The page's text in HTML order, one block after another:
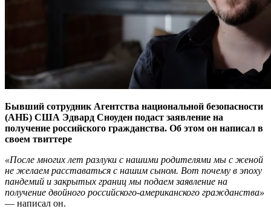
Бывший сотрудник Агентства национальной безопасности
(АНБ) США Эдвард Сноуден подаст заявление на
получение российского гражданства. Об этом он написал в
своем твиттере
«После многих лет разлуки с нашими родителями мы с женой
не желаем расставаться с нашим сыном. Вот почему в эпоху
пандемий и закрытых границ мы подаем заявление на
получение двойного российского-американского гражданства»
— написал он.